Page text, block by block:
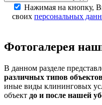
Нажимая на кнопку,
своих персональных
Фотогалерея
В данном разделе
различных типов
иные виды клининговых
объект до и после нашей